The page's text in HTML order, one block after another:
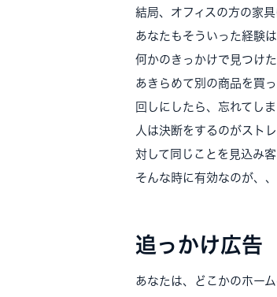
結局、オフィスの方の家
あなたもそういった経験
何かのきっかけで見つけ
あきらめて別の商品を買
回しにしたら、忘れてし
人は決断をするのがスト
対して同じことを見込み客
そんな時に有効なのが、
追っかけ広告
あなたは、どこかのホー